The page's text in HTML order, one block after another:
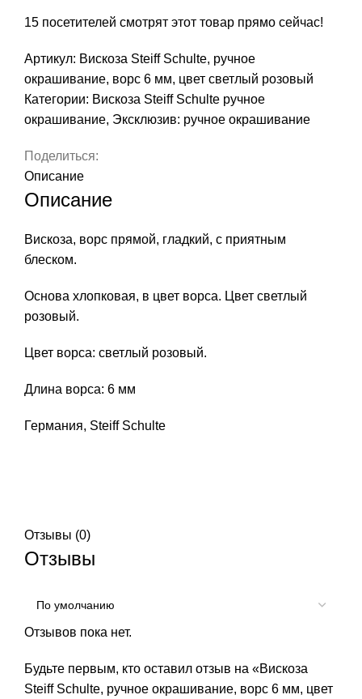
6
мм,
цвет
светлый
15 посетителей смотрят этот товар прямо сейчас!
Артикул: Вискоза Steiff Schulte, ручное
окрашивание, ворс 6 мм, цвет светлый розовый
Категории: Вискоза Steiff Schulte ручное
окрашивание, Эксклюзив: ручное окрашивание
Поделиться:
Описание
Описание
Вискоза, ворс прямой, гладкий, с приятным
блеском.
Основа хлопковая, в цвет ворса. Цвет светлый
розовый.
Цвет ворса: светлый розовый.
Длина ворса: 6 мм
Германия, Steiff Schulte
Отзывы (0)
Отзывы
Отзывов пока нет.
Будьте первым, кто оставил отзыв на «Вискоза
Steiff Schulte, ручное окрашивание, ворс 6 мм, цвет